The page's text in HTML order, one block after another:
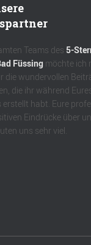
Teams des 5-
Füssing möchte ich
die wundervollen
die ihr während
habt. Eure
Eindrücke über
uns sehr viel.